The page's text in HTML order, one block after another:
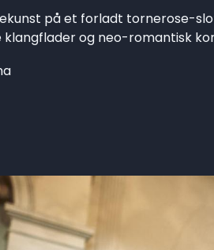
på et forladt tornerose-
og neo-romantisk